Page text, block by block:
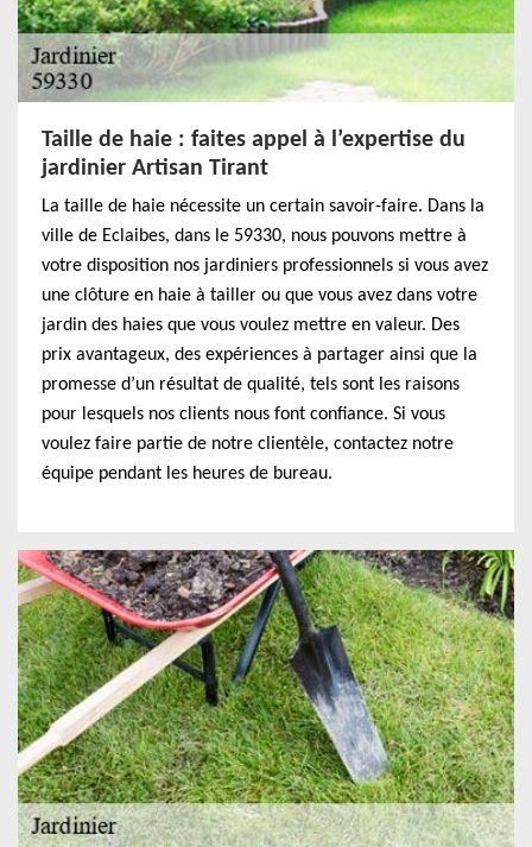
Taille de haie : faites appel à l’expertise du
jardinier Artisan Tirant
La taille de haie nécessite un certain savoir-faire. Dans la
ville de Eclaibes, dans le 59330, nous pouvons mettre à
votre disposition nos jardiniers professionnels si vous avez
une clôture en haie à tailler ou que vous avez dans votre
jardin des haies que vous voulez mettre en valeur. Des
prix avantageux, des expériences à partager ainsi que la
promesse d’un résultat de qualité, tels sont les raisons
pour lesquels nos clients nous font confiance. Si vous
voulez faire partie de notre clientèle, contactez notre
équipe pendant les heures de bureau.